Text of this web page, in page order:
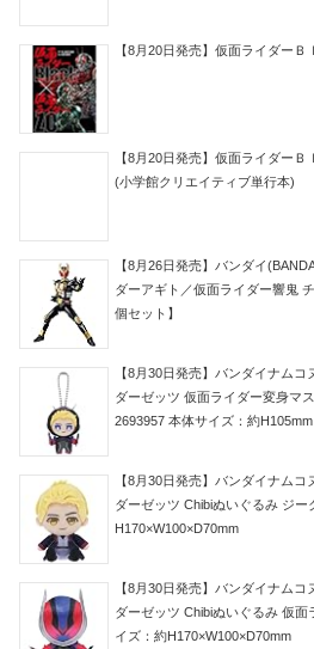
【8月20日発売】仮面ライダー
【8月20日発売】仮面ライダー
(小学館クリエイティブ単行本)
【8月26日発売】バンダイ
ダーアギト／仮面ライダー響鬼
個セット】
【8月30日発売】バンダイナム
ダーゼッツ 仮面ライダー変身マ
2693957 本体サイズ：約H105mm
【8月30日発売】バンダイナム
ダーゼッツ Chibiぬいぐるみ ジ
H170×W100×D70mm
【8月30日発売】バンダイナム
ダーゼッツ Chibiぬいぐるみ 仮
イズ：約H170×W100×D70mm